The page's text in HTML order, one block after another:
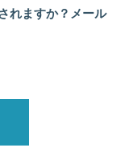
れますか？メール